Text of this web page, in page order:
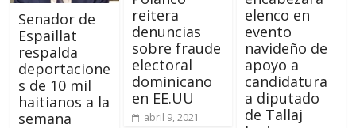
Senador de
Espaillat
respalda
deportacione
s de 10 mil
haitianos a la
semana
reitera
denuncias
sobre fraude
electoral
dominicano
en EE.UU
abril 9, 2021
elenco en
evento
navideño de
apoyo a
candidatura
a diputado
de Tallaj